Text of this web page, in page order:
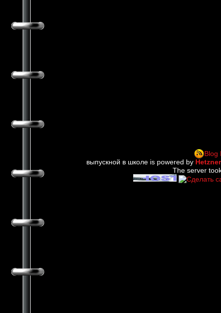
Blog
выпускной в школе is powered by
The server